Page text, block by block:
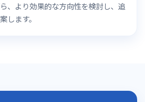
、より効果的な方向性を検討し、追
します。